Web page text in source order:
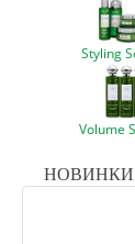
Styling
Volume
НОВИНКИ